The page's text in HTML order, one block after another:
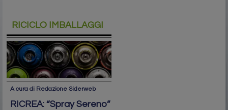
RICICLO IMBALLAGGI
A cura di Redazione Siderweb
RICREA: “Spray Sereno”